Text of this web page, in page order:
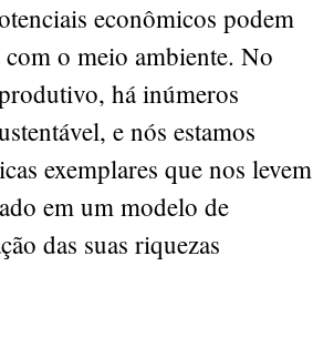
econômicos podem
o meio ambiente. No
há inúmeros
e nós estamos
exemplares que nos levem
em um modelo de
das suas riquezas